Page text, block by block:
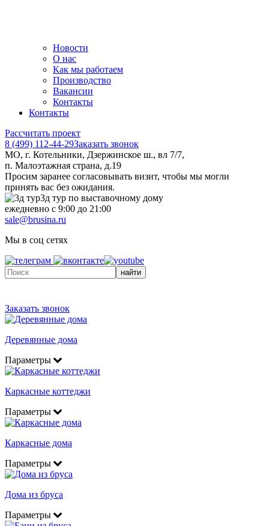
Новости
О нас
Как мы работаем
Производство
Вакансии
Контакты
Контакты
Рассчитать проект
8 (499) 112-44-29Заказать звонок
МО, г. Котельники, Дзержинское ш., вл 7/7,
п. Малоэтажная страна, д.19
Просим заранее согласовывать визит, чтобы мы могли
принять вас без ожидания.
3д тур по выставочному дому
ежедневно с 9:00 до 21:00
sale@brusina.ru
Мы в соц сетях
найти
Заказать звонок
Деревянные дома
Параметры
Каркасные коттеджи
Параметры
Каркасные дома
Параметры
Дома из бруса
Параметры